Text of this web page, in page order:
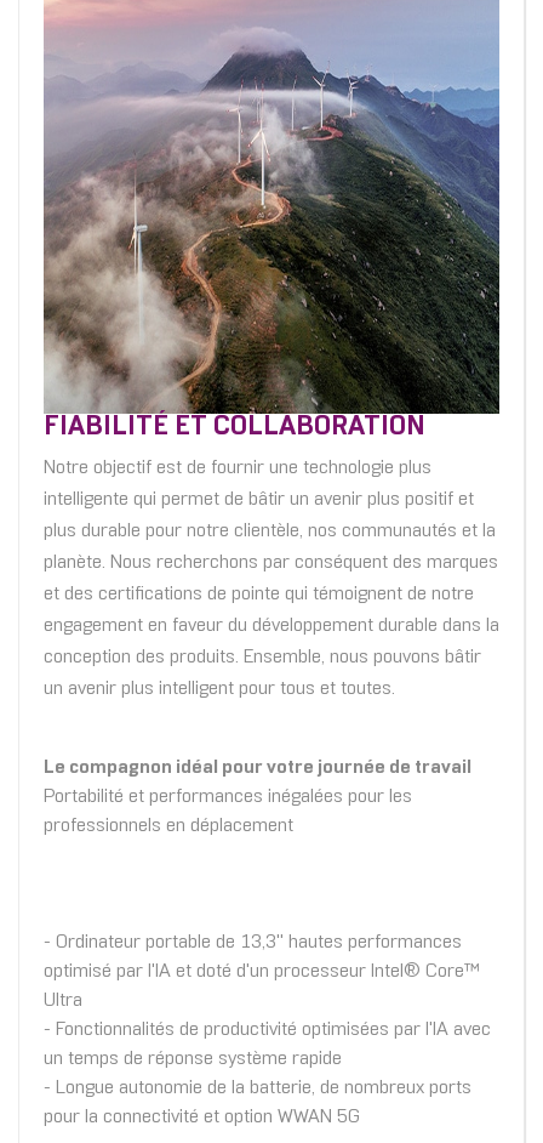
FIABILITÉ ET COLLABORATION
Notre objectif est de fournir une technologie plus
intelligente qui permet de bâtir un avenir plus positif et
plus durable pour notre clientèle, nos communautés et la
planète. Nous recherchons par conséquent des marques
et des certifications de pointe qui témoignent de notre
engagement en faveur du développement durable dans la
conception des produits. Ensemble, nous pouvons bâtir
un avenir plus intelligent pour tous et toutes.
Le compagnon idéal pour votre journée de travail
Portabilité et performances inégalées pour les
professionnels en déplacement
- Ordinateur portable de 13,3'' hautes performances
optimisé par l'IA et doté d'un processeur Intel® Core™
Ultra
- Fonctionnalités de productivité optimisées par l'IA avec
un temps de réponse système rapide
- Longue autonomie de la batterie, de nombreux ports
pour la connectivité et option WWAN 5G